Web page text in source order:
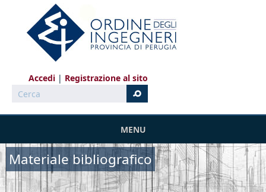
Salta al contenuto principale
Accedi
Registrazione al sito
Cerca
MENU
Materiale bibliografico